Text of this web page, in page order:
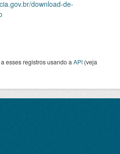
download-de-
esses registros usando a API (veja